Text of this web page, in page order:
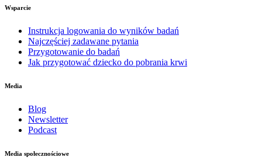
Wsparcie
Instrukcja logowania do wyników badań
Najczęściej zadawane pytania
Przygotowanie do badań
Jak przygotować dziecko do pobrania krwi
Media
Blog
Newsletter
Podcast
Media społecznościowe